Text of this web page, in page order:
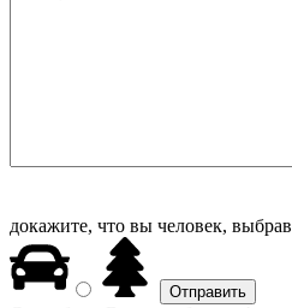
докажите, что вы человек, выбрав